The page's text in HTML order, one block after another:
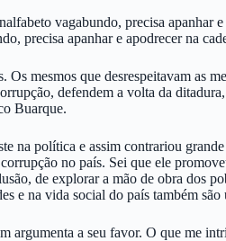
vagabundo, precisa apanhar
precisa apanhar e apodrecer na
mesmos que desrespeitavam as
defendem a volta da
Buarque.
na política e assim contrariou
no país. Sei que ele
de explorar a mão de obra dos
e na vida social do país também são
argumenta a seu favor. O que me